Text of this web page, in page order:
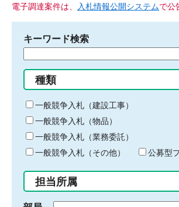
電子調達案件は、 入札情報公開システムで公
キーワード検索
る
キ
ー
ワ
ー
ド
入
力
種類
一般競争入札（建設工事）
一般競争入札（物品）
一般競争入札（業務委託）
一般競争入札（その他）
公募型
担当所属